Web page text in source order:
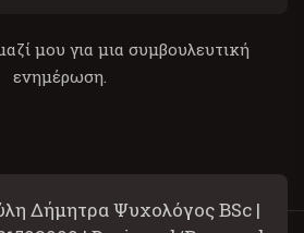
μου για μια συμβουλευτική
ενημέρωση.
Δήμητρα Ψυχολόγος BSc |